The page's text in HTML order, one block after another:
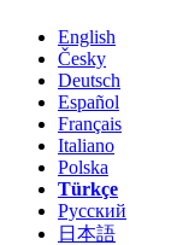
English
Česky
Deutsch
Español
Français
Italiano
Polska
Türkçe
Русский
日本語